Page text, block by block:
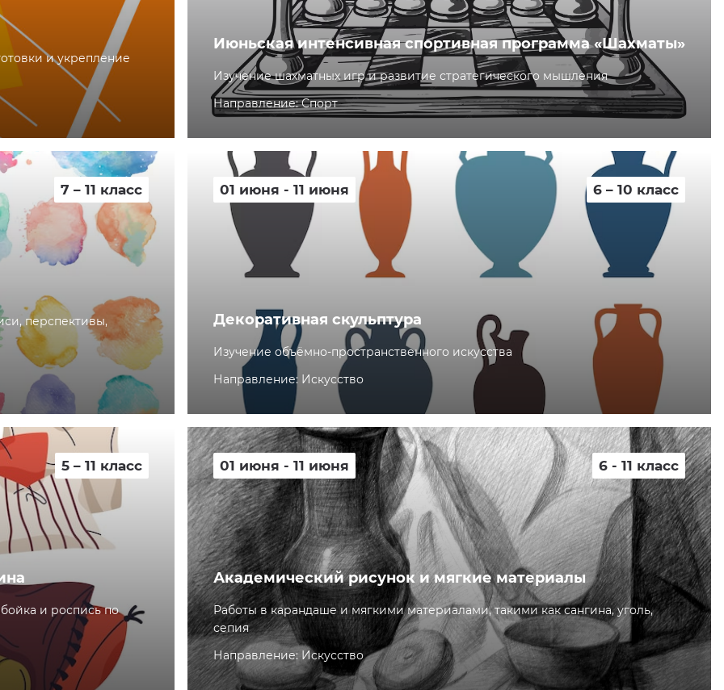
и укрепление
Июньская интенсивная спортивная программа «Шахматы»
Изучение шахматных игр и развитие стратегического мышления
Направление: Спорт
7 – 11 класс
перспективы,
01 июня - 11 июня 6 – 10 класс
Декоративная скульптура
Изучение объёмно-пространственного искусства
Направление: Искусство
5 – 11 класс
и роспись по
01 июня - 11 июня 6 - 11 класс
Академический рисунок и мягкие материалы
Работы в карандаше и мягкими материалами, такими как сангина, уголь,
сепия
Направление: Искусство